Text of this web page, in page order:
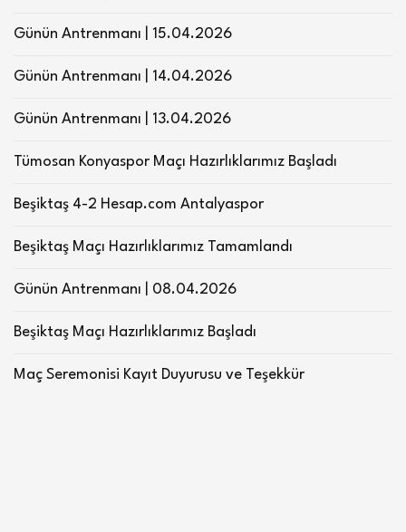
Günün Antrenmanı | 15.04.2026
Günün Antrenmanı | 14.04.2026
Günün Antrenmanı | 13.04.2026
Tümosan Konyaspor Maçı Hazırlıklarımız Başladı
Beşiktaş 4-2 Hesap.com Antalyaspor
Beşiktaş Maçı Hazırlıklarımız Tamamlandı
Günün Antrenmanı | 08.04.2026
Beşiktaş Maçı Hazırlıklarımız Başladı
Maç Seremonisi Kayıt Duyurusu ve Teşekkür